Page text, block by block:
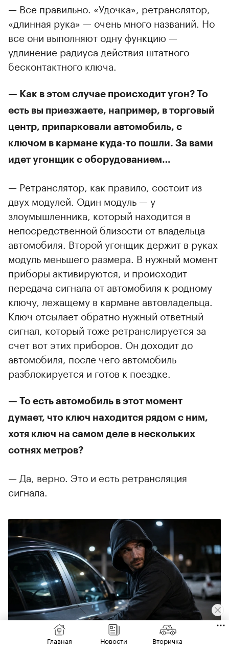
— Все правильно. «Удочка», ретранслятор,
«длинная рука» — очень много названий. Но
все они выполняют одну функцию —
удлинение радиуса действия штатного
бесконтактного ключа.
— Как в этом случае происходит угон? То
есть вы приезжаете, например, в торговый
центр, припарковали автомобиль, с
ключом в кармане куда-то пошли. За вами
идет угонщик с оборудованием…
— Ретранслятор, как правило, состоит из
двух модулей. Один модуль — у
злоумышленника, который находится в
непосредственной близости от владельца
автомобиля. Второй угонщик держит в руках
модуль меньшего размера. В нужный момент
приборы активируются, и происходит
передача сигнала от автомобиля к родному
ключу, лежащему в кармане автовладельца.
Ключ отсылает обратно нужный ответный
сигнал, который тоже ретранслируется за
счет вот этих приборов. Он доходит до
автомобиля, после чего автомобиль
разблокируется и готов к поездке.
— То есть автомобиль в этот момент
думает, что ключ находится рядом с ним,
хотя ключ на самом деле в нескольких
сотнях метров?
— Да, верно. Это и есть ретрансляция
сигнала.
Главная Новости Вторичка